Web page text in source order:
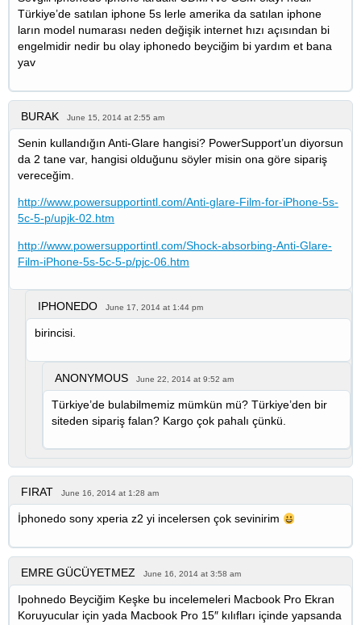
Türkiye’de satılan iphone 5s lerle amerika da satılan iphone
ların model numarası neden değişik internet hızı açısından bi
engelmidir nedir bu olay iphonedo beyciğim bi yardım et bana
yav
BURAK June 15, 2014 at 2:55 am
Senin kullandığın Anti-Glare hangisi? PowerSupport’un diyorsun
da 2 tane var, hangisi olduğunu söyler misin ona göre sipariş
vereceğim.
http://www.powersupportintl.com/Anti-glare-Film-for-iPhone-5s-
5c-5-p/upjk-02.htm
http://www.powersupportintl.com/Shock-absorbing-Anti-Glare-
Film-iPhone-5s-5c-5-p/pjc-06.htm
IPHONEDO June 17, 2014 at 1:44 pm
birincisi.
ANONYMOUS June 22, 2014 at 9:52 am
Türkiye’de bulabilmemiz mümkün mü? Türkiye’den bir
siteden sipariş falan? Kargo çok pahalı çünkü.
FIRAT June 16, 2014 at 1:28 am
İphonedo sony xperia z2 yi incelersen çok sevinirim
EMRE GÜCÜYETMEZ June 16, 2014 at 3:58 am
Ipohnedo Beyciğim Keşke bu incelemeleri Macbook Pro Ekran
Koruyucular için yada Macbook Pro 15″ kılıfları içinde yapsanda